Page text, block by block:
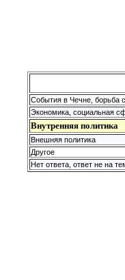
События в Чечне, борьба
Экономика, социальная
Внутренняя политика
Внешняя политика
Другое
Нет ответа, ответ не на